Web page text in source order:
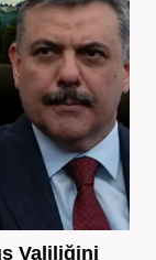
Valiliğini